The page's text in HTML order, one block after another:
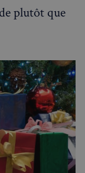
plutôt que
4
semaines
2 jours
de